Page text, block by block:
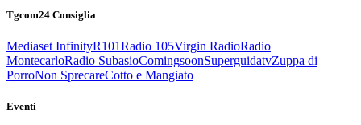
Tgcom24 Consiglia
Mediaset InfinityR101Radio 105Virgin RadioRadio
MontecarloRadio SubasioComingsoonSuperguidatvZuppa di
PorroNon SprecareCotto e Mangiato
Eventi